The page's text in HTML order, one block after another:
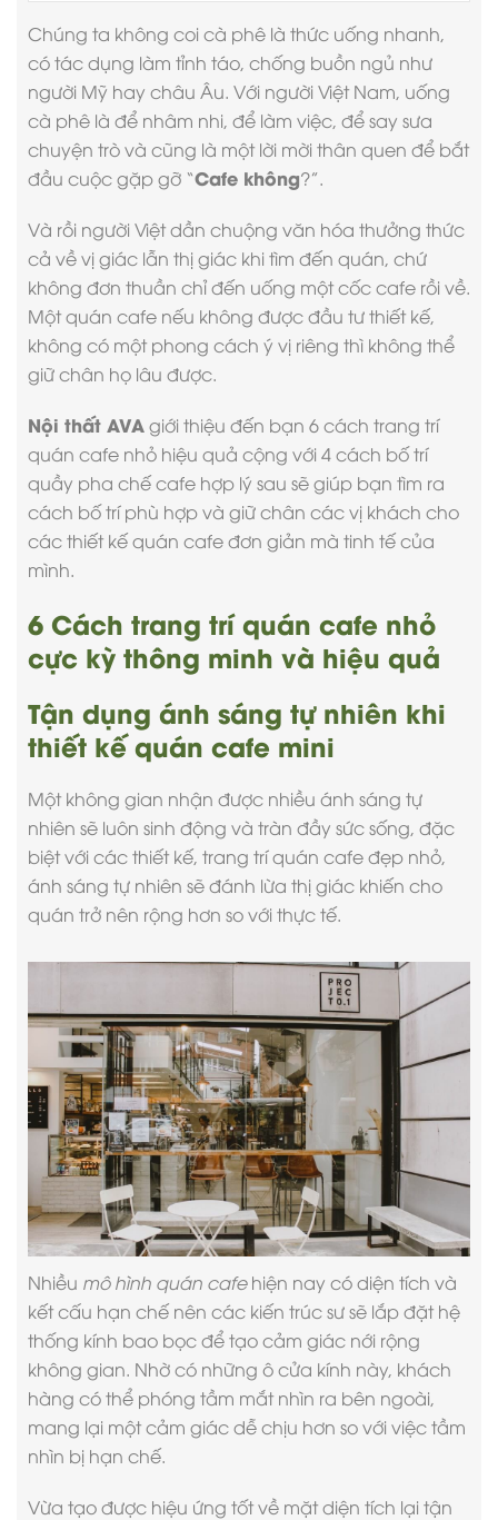
Chúng ta không coi cà phê là thức uống nhanh,
có tác dụng làm tỉnh táo, chống buồn ngủ như
người Mỹ hay châu Âu. Với người Việt Nam, uống
cà phê là để nhâm nhi, để làm việc, để say sưa
chuyện trò và cũng là một lời mời thân quen để bắt
đầu cuộc gặp gỡ “Cafe không?”.
Và rồi người Việt dần chuộng văn hóa thưởng thức
cả về vị giác lẫn thị giác khi tìm đến quán, chứ
không đơn thuần chỉ đến uống một cốc cafe rồi về.
Một quán cafe nếu không được đầu tư thiết kế,
không có một phong cách ý vị riêng thì không thể
giữ chân họ lâu được.
Nội thất AVAgiới thiệu đến bạn 6 cách trang trí
quán cafe nhỏ hiệu quả cộng với 4 cách bố trí
quầy pha chế cafe hợp lý sau sẽ giúp bạn tìm ra
cách bố trí phù hợp và giữ chân các vị khách cho
các thiết kế quán cafe đơn giản mà tinh tế của
mình.
6 Cách trang trí quán cafe nhỏ
cực kỳ thông minh và hiệu quả
Tận dụng ánh sáng tự nhiên khi
thiết kế quán cafe mini
Một không gian nhận được nhiều ánh sáng tự
nhiên sẽ luôn sinh động và tràn đầy sức sống, đặc
biệt với các thiết kế, trang trí quán cafe đẹp nhỏ,
ánh sáng tự nhiên sẽ đánh lừa thị giác khiến cho
quán trở nên rộng hơn so với thực tế.
Nhiều mô hình quán cafehiện nay có diện tích và
kết cấu hạn chế nên các kiến trúc sư sẽ lắp đặt hệ
thống kính bao bọc để tạo cảm giác nới rộng
không gian. Nhờ có những ô cửa kính này, khách
hàng có thể phóng tầm mắt nhìn ra bên ngoài,
mang lại một cảm giác dễ chịu hơn so với việc tầm
nhìn bị hạn chế.
Vừa tạo được hiệu ứng tốt về mặt diện tích lại tận